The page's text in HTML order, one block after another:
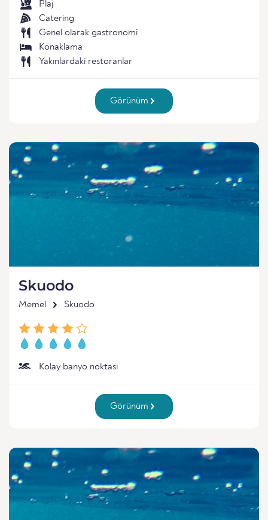
Plaj
Catering
Genel olarak gastronomi
Konaklama
Yakınlardaki restoranlar
Görünüm
Skuodo
Memel Skuodo
Kolay banyo noktası
Görünüm